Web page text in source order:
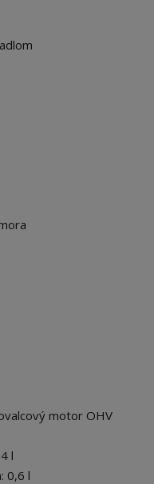
motor OHV
l
0,6 l